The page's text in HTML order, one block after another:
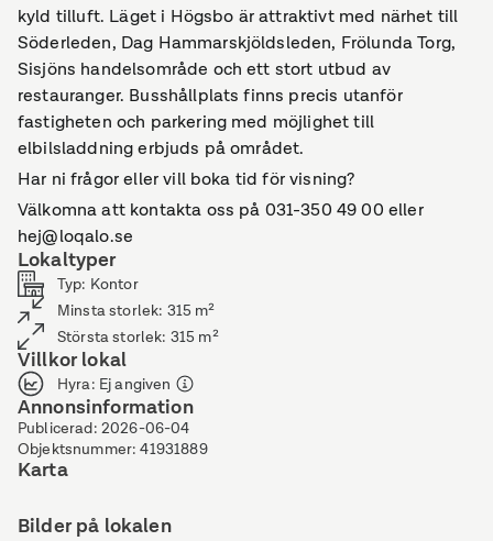
kyld tilluft. Läget i Högsbo är attraktivt med närhet till
Söderleden, Dag Hammarskjöldsleden, Frölunda Torg,
Sisjöns handelsområde och ett stort utbud av
restauranger. Busshållplats finns precis utanför
fastigheten och parkering med möjlighet till
elbilsladdning erbjuds på området.
Har ni frågor eller vill boka tid för visning?
Välkomna att kontakta oss på 031-350 49 00 eller
hej@loqalo.se
Lokaltyper
Typ: Kontor
Minsta storlek: 315 m²
Största storlek: 315 m²
Villkor lokal
Hyra: Ej angiven
Annonsinformation
Publicerad: 2026-06-04
Objektsnummer:41931889
Karta
Bilder på lokalen